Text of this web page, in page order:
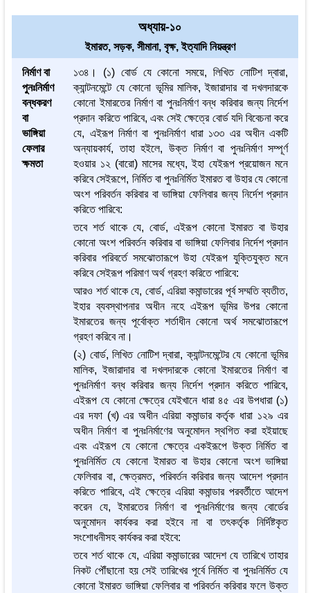
অধ্যায়-১০
ইমারত, সড়ক, সীমানা, বৃক্ষ, ইত্যাদি নিয়ন্ত্রণ
নির্মাণ বা
পুনঃনির্মাণ
বন্ধকরণ
বা
ভাঙ্গিয়া
ফেলার
ক্ষমতা
১৩৪। (১) বোর্ড যে কোনো সময়ে, লিখিত নোটিশ দ্বারা,
ক্যান্টনমেন্টে যে কোনো ভূমির মালিক, ইজারাদার বা দখলদারকে
কোনো ইমারতের নির্মাণ বা পুনঃনির্মাণ বন্ধ করিবার জন্য নির্দেশ
প্রদান করিতে পারিবে, এবং সেই ক্ষেত্রে বোর্ড যদি বিবেচনা করে
যে, এইরূপ নির্মাণ বা পুনঃনির্মাণ ধারা ১৩৩ এর অধীন একটি
অন্যায়কার্য, তাহা হইলে, উক্ত নির্মাণ বা পুনঃনির্মাণ সম্পূর্ণ
হওয়ার ১২ (বারো) মাসের মধ্যে, ইহা যেইরূপ প্রয়োজন মনে
করিবে সেইরূপে, নির্মিত বা পুনঃনির্মিত ইমারত বা উহার যে কোনো
অংশ পরিবর্তন করিবার বা ভাঙ্গিয়া ফেলিবার জন্য নির্দেশ প্রদান
করিতে পারিবে:
তবে শর্ত থাকে যে, বোর্ড, এইরূপ কোনো ইমারত বা উহার
কোনো অংশ পরিবর্তন করিবার বা ভাঙ্গিয়া ফেলিবার নির্দেশ প্রদান
করিবার পরিবর্তে সমঝোতারূপে উহা যেইরূপ যুক্তিযুক্ত মনে
করিবে সেইরূপ পরিমাণ অর্থ গ্রহণ করিতে পারিবে:
আরও শর্ত থাকে যে, বোর্ড, এরিয়া কমান্ডারের পূর্ব সম্মতি ব্যতীত,
ইহার ব্যবস্থাপনার অধীন নহে এইরূপ ভূমির উপর কোনো
ইমারতের জন্য পূর্বোক্ত শর্তাধীন কোনো অর্থ সমঝোতারূপে
গ্রহণ করিবে না।
(২) বোর্ড, লিখিত নোটিশ দ্বারা, ক্যান্টনমেন্টের যে কোনো ভূমির
মালিক, ইজারাদার বা দখলদারকে কোনো ইমারতের নির্মাণ বা
পুনঃনির্মাণ বন্ধ করিবার জন্য নির্দেশ প্রদান করিতে পারিবে,
এইরূপ যে কোনো ক্ষেত্রে যেইখানে ধারা ৪৫ এর উপধারা (১)
এর দফা (খ) এর অধীন এরিয়া কমান্ডার কর্তৃক ধারা ১২৯ এর
অধীন নির্মাণ বা পুনঃনির্মাণের অনুমোদন স্থগিত করা হইয়াছে
এবং এইরূপ যে কোনো ক্ষেত্রে একইরূপে উক্ত নির্মিত বা
পুনঃনির্মিত যে কোনো ইমারত বা উহার কোনো অংশ ভাঙ্গিয়া
ফেলিবার বা, ক্ষেত্রমত, পরিবর্তন করিবার জন্য আদেশ প্রদান
করিতে পারিবে, এই ক্ষেত্রে এরিয়া কমান্ডার পরবর্তীতে আদেশ
করেন যে, ইমারতের নির্মাণ বা পুনঃনির্মাণের জন্য বোর্ডের
অনুমোদন কার্যকর করা হইবে না বা তৎকর্তৃক নির্দিষ্টকৃত
সংশোধনীসহ কার্যকর করা হইবে:
তবে শর্ত থাকে যে, এরিয়া কমান্ডারের আদেশ যে তারিখে তাহার
নিকট পৌঁছানো হয় সেই তারিখের পূর্বে নির্মিত বা পুনঃনির্মিত যে
কোনো ইমারত ভাঙ্গিয়া ফেলিবার বা পরিবর্তন করিবার ফলে উক্ত